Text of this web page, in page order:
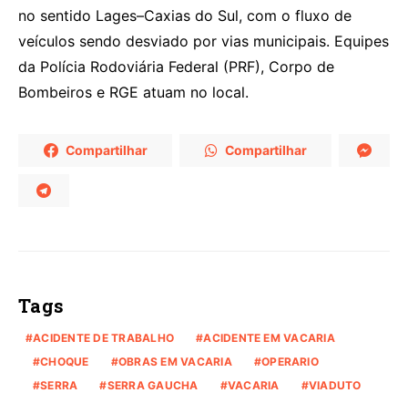
no sentido Lages–Caxias do Sul, com o fluxo de
veículos sendo desviado por vias municipais. Equipes
da Polícia Rodoviária Federal (PRF), Corpo de
Bombeiros e RGE atuam no local.
Compartilhar Compartilhar
Tags
ACIDENTE DE TRABALHO
ACIDENTE EM VACARIA
CHOQUE
OBRAS EM VACARIA
OPERARIO
SERRA
SERRA GAUCHA VACARIA VIADUTO